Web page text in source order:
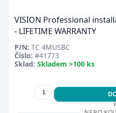
VISION Professional
- LIFETIME WARRANTY
P/N: TC 4MUSBC
Číslo: #41773
Sklad: Skladem >100 ks